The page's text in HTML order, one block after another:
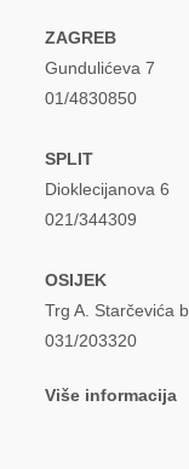
ZAGREB
Gundulićeva 7
01/4830850
SPLIT
Dioklecijanova 6
021/344309
OSIJEK
Trg A. Starčevića
031/203320
Više informacija